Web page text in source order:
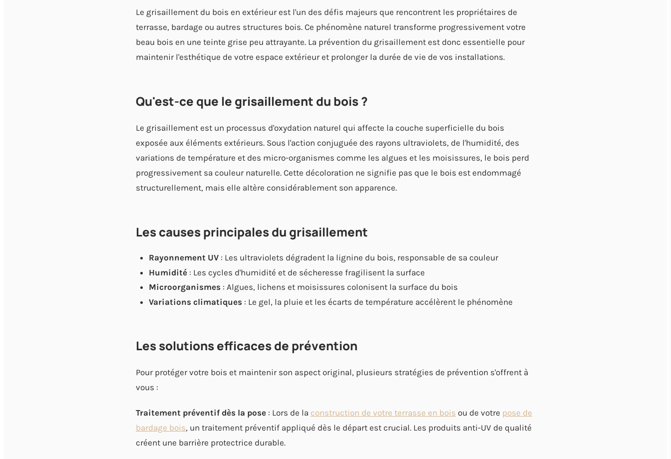
Le grisaillement du bois en extérieur est l'un des défis majeurs que rencontrent les propriétaires de
terrasse, bardage ou autres structures bois. Ce phénomène naturel transforme progressivement votre
beau bois en une teinte grise peu attrayante. La prévention du grisaillement est donc essentielle pour
maintenir l'esthétique de votre espace extérieur et prolonger la durée de vie de vos installations.
Qu'est-ce que le grisaillement du bois ?
Le grisaillement est un processus d'oxydation naturel qui affecte la couche superficielle du bois
exposée aux éléments extérieurs. Sous l'action conjuguée des rayons ultraviolets, de l'humidité, des
variations de température et des micro-organismes comme les algues et les moisissures, le bois perd
progressivement sa couleur naturelle. Cette décoloration ne signifie pas que le bois est endommagé
structurellement, mais elle altère considérablement son apparence.
Les causes principales du grisaillement
Rayonnement UV: Les ultraviolets dégradent la lignine du bois, responsable de sa couleur
Humidité: Les cycles d'humidité et de sécheresse fragilisent la surface
Microorganismes : Algues, lichens et moisissures colonisent la surface du bois
Variations climatiques : Le gel, la pluie et les écarts de température accélèrent le phénomène
Les solutions efficaces de prévention
Pour protéger votre bois et maintenir son aspect original, plusieurs stratégies de prévention s'offrent à
vous :
Traitement préventif dès la pose : Lors de la construction de votre terrasse en bois ou de votre pose de
bardage bois, un traitement préventif appliqué dès le départ est crucial. Les produits anti-UV de qualité
créent une barrière protectrice durable.